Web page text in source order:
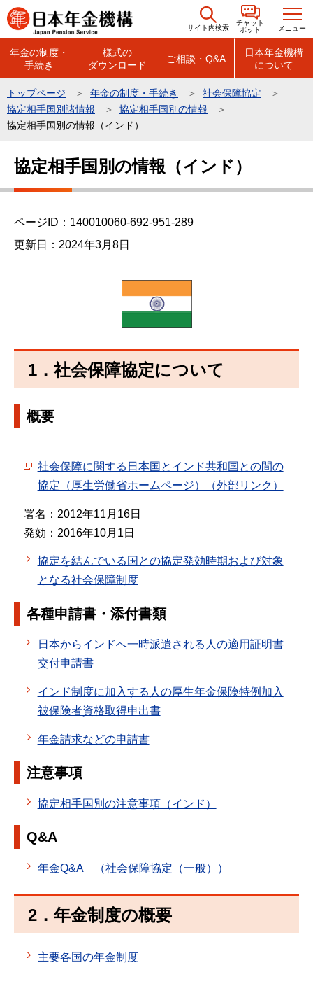
こ
の
の
先
サイト内検索
チャット
ボット
メニュー
年金の制度・
手続き
様式の
ダウンロード
ご相談・Q&A
日本年金機構
について
トップページ 年金の制度・手続き
社会保障協定
協定相手国別諸情報
協定相手国別の情報
協定相手国別の情報（インド）
こ
協定相手国別の情報（インド）
ページID：140010060-692-951-289
更新日：2024年3月8日
1．社会保障協定について
概要
社会保障に関する日本国とインド共和国との間の
協定（厚生労働省ホームページ）（外部リンク）
署名：2012年11月16日
発効：2016年10月1日
協定を結んでいる国との協定発効時期および対象
となる社会保障制度
各種申請書・添付書類
日本からインドへ一時派遣される人の適用証明書
交付申請書
インド制度に加入する人の厚生年金保険特例加入
被保険者資格取得申出書
年金請求などの申請書
注意事項
協定相手国別の注意事項（インド）
Q&A
年金Q&A （社会保障協定（一般））
2．年金制度の概要
主要各国の年金制度